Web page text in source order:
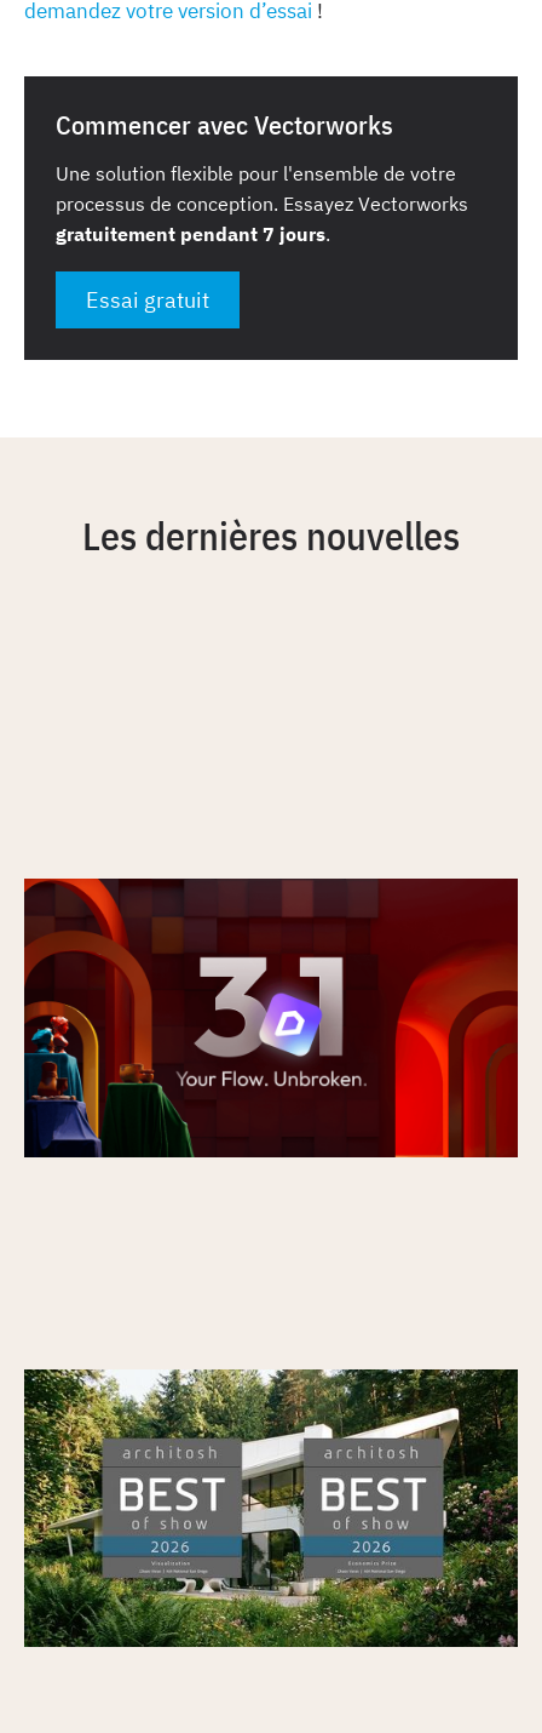
demandez votre version d’essai !
Commencer avec Vectorworks
Une solution flexible pour l'ensemble de votre
processus de conception. Essayez Vectorworks
gratuitement pendant 7 jours.
Essai gratuit
Les dernières nouvelles
Nouveautés de la version D5 3.1 : du rendu à
une plateforme de présentation complète
Publié le
Veras remporte le prix « BEST of SHOW »
d’Architosh dans la catégorie « Visualization
» ainsi que le prix « Economics » lors de
l’AIA26
Publié le 7/7/2026